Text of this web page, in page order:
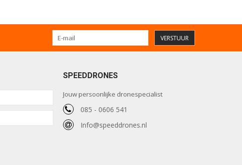
VERSTUUR
SPEEDDRONES
Jouw persoonlijke dronespecialist
085 - 0606 541
Info@speeddrones.nl